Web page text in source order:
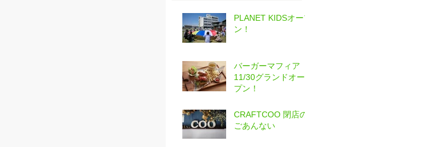
PLANET KIDSオープ
ン！
バーガーマフィア
11/30グランドオー
プン！
CRAFTCOO 閉店の
ごあんない